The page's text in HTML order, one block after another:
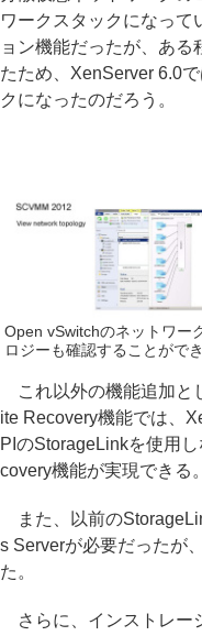
ワークスタックになって
ョン機能だったが、あ
たため、XenServer 6.0
クになったのだろう。
Open vSwitchのネットワー
ロジーも確認することがで
これ以外の機能追加と
ite Recovery機能では、
PIのStorageLinkを使用
covery機能が実現できる。
また、以前の
s Serverが必要だったが
た。
さらに、インストレー